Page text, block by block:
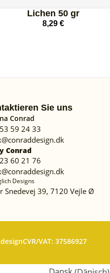
Lichen 50 gr
8,29 €
Sie uns
Conrad
59 24 33
Conrad
60 21 76
Designs
Snedevej 39, 7120 Vejle Ø
CVR/VAT: 37586927